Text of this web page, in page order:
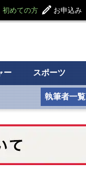
初めての方 お申込み
ー スポーツ
執筆者一覧